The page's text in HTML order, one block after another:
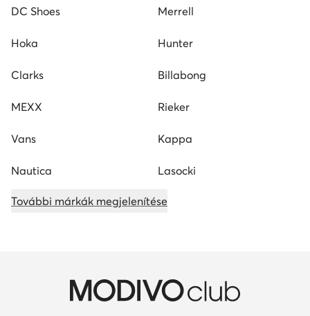
DC Shoes Merrell
Hoka Hunter
Clarks Billabong
MEXX Rieker
Vans Kappa
Nautica Lasocki
További márkák megjelenítése